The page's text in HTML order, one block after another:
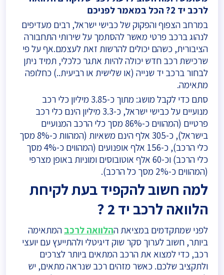
לרכב יד 2? הכל במאמר לפניכם
במרחב הצפוף והפקוק של כבישי ישראל, רבים מעדיפים
לנהוג ברכב פרטי מאשר להסתמך על שירותי התחבורה
הציבורית, כשהם יכולים להרשות זאת לעצמם.אף על פי
שרכישת רכב חדש יכולה להיות אתגר כלכלי, תמיד ניתן
לבחור ברכב יד שנייה (או שלישית או רביעית..) כחלופה
מתאימה.
סתם כדי לקבל מושג: מתוך כ-3.85 מיליון כלי רכב
מנועיים על כבישי ישראל, כ-3.3 מיליון הינם כלי רכב
פרטיים (המהווים כ-86% מסך כלי הרכב המנועיים
בישראל), כ-305 אלף הינם משאיות (המהוות כ-8% מסך
כלי הרכב), כ-156 אלף אופנועים (המהווים כ-4% מסך
כלי הרכב) וכ-60 אלף אוטובוסים ומוניות באופן מצרפי
(המהווים כ-2% מסך כל הרכב).
למה חשוב להקפיד בעת לקיחת
הלוואה לרכב יד 2 ?
לפני שמתקדמים במציאת ההלוואה לרכב המתאימה
ביותר, חשוב לערוך סקר שוק דיגיטלי ולהתייעץ עם יועצי
רכב, כדי למצוא את הרכב המתאים ביותר לצרכים
ולתקציב שלכם. כאשר מזהים רכב שנראה מתאים, יש